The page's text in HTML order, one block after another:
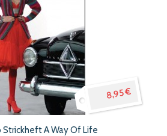
8,95 €
Strickheft A Way Of Life